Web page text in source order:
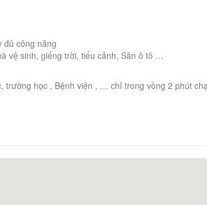
đủ công năng
vệ sinh, giếng trời, tiểu cảnh, Sân ô tô …
trường học , Bệnh viện , … chỉ trong vòng 2 phút